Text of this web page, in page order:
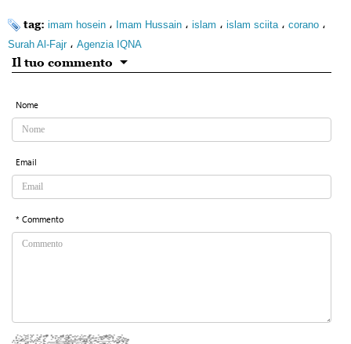
tag: imam hosein ، Imam Hussain ، islam ، islam sciita ، corano ،
Surah Al-Fajr، Agenzia IQNA
Il tuo commento
Nome
Email
* Commento